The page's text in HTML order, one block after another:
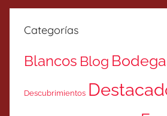
Categorías
Blancos Blog
Descubrimientos